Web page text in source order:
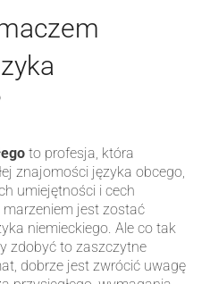
to profesja, która
znajomości języka obcego,
umiejętności i cech
jest zostać
niemieckiego. Ale co tak
zdobyć to zaszczytne
dobrze jest zwrócić uwagę